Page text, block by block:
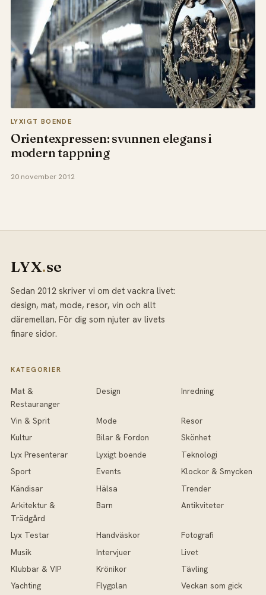
LYXIGT BOENDE
Orientexpressen: svunnen elegans i
modern tappning
20 november 2012
LYX.se
Sedan 2012 skriver vi om det vackra livet:
design, mat, mode, resor, vin och allt
däremellan. För dig som njuter av livets
finare sidor.
KATEGORIER
Mat &
Restauranger
Design Inredning
Vin & Sprit Mode
Resor
Kultur
Bilar & Fordon
Skönhet
Lyx Presenterar
Lyxigt boende
Teknologi
Sport
Events
Klockor & Smycken
Kändisar
Hälsa
Trender
Arkitektur &
Trädgård
Barn Antikviteter
Lyx Testar Handväskor
Fotografi
Musik
Intervjuer
Livet
Klubbar & VIP
Krönikor
Tävling
Yachting
Flygplan Veckan som gick